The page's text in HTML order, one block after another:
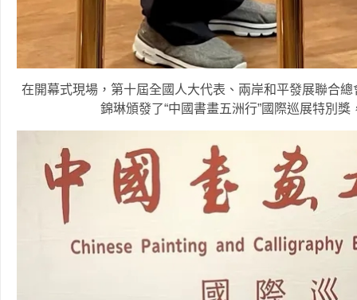
在開幕式現場，第十屆全國人大代表、兩岸和平發展聯合
錦琳頒發了“中國書畫五洲行”國際巡展特別